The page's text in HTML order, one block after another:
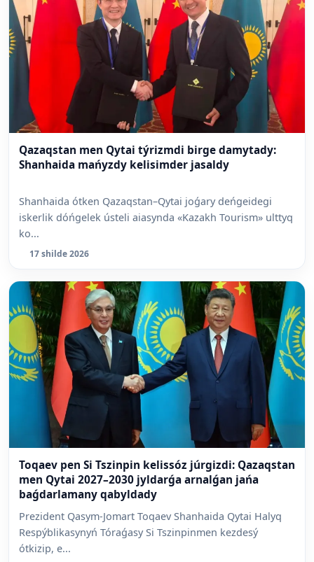
Qazaqstan men Qytai týrizmdi birge damytady:
Shanhaida mańyzdy kelisimder jasaldy
Shanhaida ótken Qazaqstan–Qytai joǵary deńgeidegi
iskerlik dóńgelek ústeli aiasynda «Kazakh Tourism» ulttyq
ko...
17 shilde 2026
Toqaev pen Si Tszinpin kelissóz júrgizdi: Qazaqstan
men Qytai 2027–2030 jyldarǵa arnalǵan jańa
baǵdarlamany qabyldady
Prezident Qasym-Jomart Toqaev Shanhaida Qytai Halyq
Respýblikasynyń Tóraǵasy Si Tszinpinmen kezdesý
ótkizip, e...